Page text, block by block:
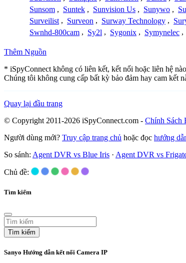
Sunsom , Suntek , Sunvision Us , Sunywo ,
Surveilist , Surveon , Surway Technology ,
Swnhd-800cam , Sy2l , Sygonix , Symynelec ,
Thêm Nguồn
* iSpyConnect không có liên kết, kết nối hoặc liên hệ
Chúng tôi không cung cấp bất kỳ bảo đảm hay cam kết
Quay lại đầu trang
© Copyright 2011-2026 iSpyConnect.com - Chính Sách
Người dùng mới? Truy cập trang chủ hoặc đọc hướng
So sánh: Agent DVR vs Blue Iris · Agent DVR vs
Chủ đề:
Tìm kiếm
Tìm kiếm
Sanyo Hướng dẫn kết nối Camera IP